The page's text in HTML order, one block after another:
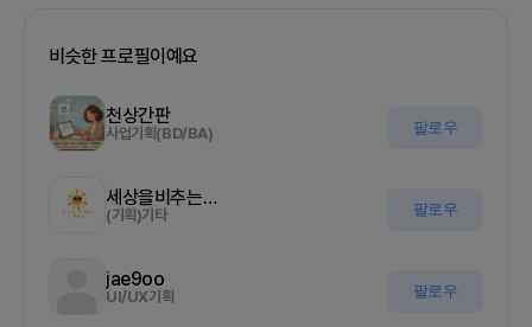
비슷한 프로필이예요
천상간판
사업기획(BD/BA) 팔로우
세상을비추는올기자
(기획)기타 팔로우
jae9oo
UI/UX기획 팔로우